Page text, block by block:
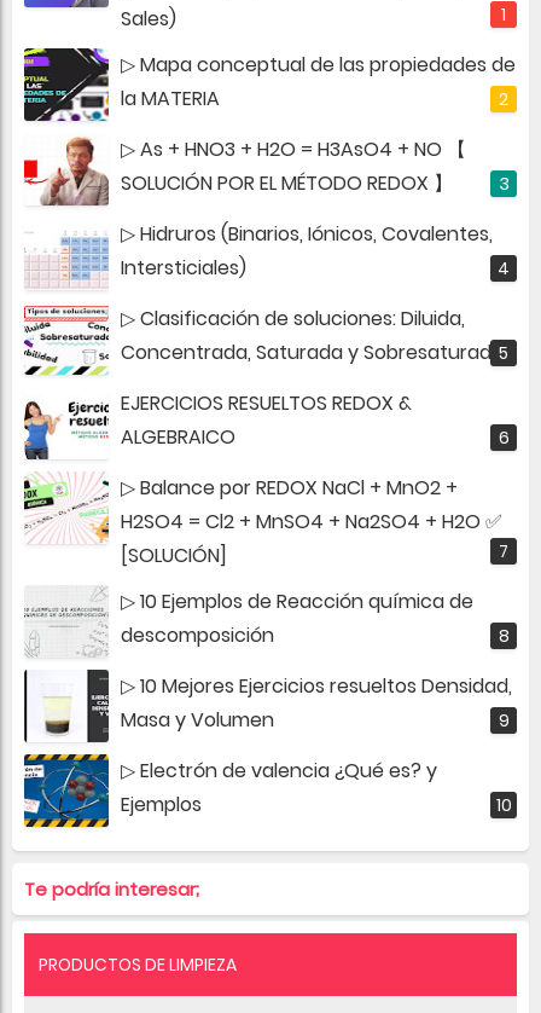
Sales)
▷ Mapa conceptual de las propiedades de
la MATERIA
▷ As + HNO3 + H2O = H3AsO4 + NO 【
SOLUCIÓN POR EL MÉTODO REDOX 】
▷ Hidruros (Binarios, Iónicos, Covalentes,
Intersticiales)
▷ Clasificación de soluciones: Diluida,
Concentrada, Saturada y Sobresaturada
EJERCICIOS RESUELTOS REDOX &
ALGEBRAICO
▷ Balance por REDOX NaCl + MnO2 +
H2SO4 = Cl2 + MnSO4 + Na2SO4 + H2O ✅
[SOLUCIÓN]
▷ 10 Ejemplos de Reacción química de
descomposición
▷ 10 Mejores Ejercicios resueltos Densidad,
Masa y Volumen
▷ Electrón de valencia ¿Qué es? y
Ejemplos
Te podría interesar;
PRODUCTOS DE LIMPIEZA